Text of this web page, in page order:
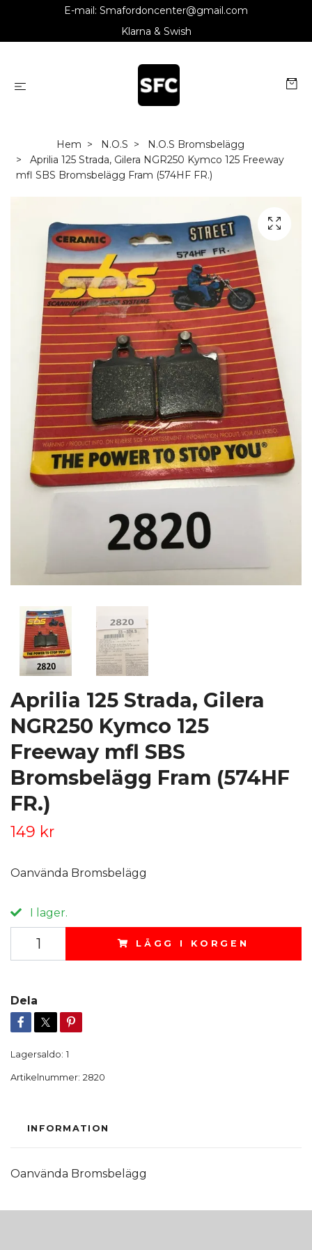
E-mail: Smafordoncenter@gmail.com
Klarna & Swish
Hem N.O.S
N.O.S Bromsbelägg
Aprilia 125 Strada, Gilera NGR250 Kymco 125 Freeway
mfl SBS Bromsbelägg Fram (574HF FR.)
Aprilia 125 Strada, Gilera
NGR250 Kymco 125
Freeway mfl SBS
Bromsbelägg Fram (574HF
FR.)
149 kr
Oanvända Bromsbelägg
I lager.
LÄGG I KORGEN
Dela
Lagersaldo: 1
Artikelnummer: 2820
INFORMATION
Oanvända Bromsbelägg